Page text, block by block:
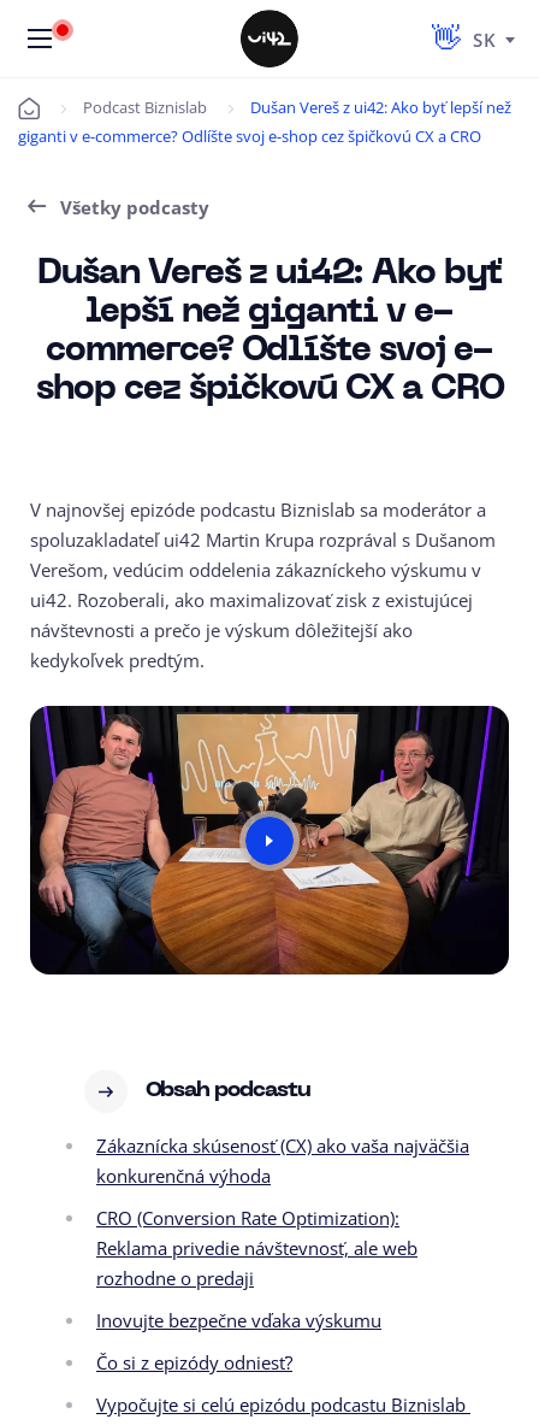
SK
Úvod Podcast Biznislab
Dušan Vereš z ui42: Ako byť lepší než
giganti v e-commerce? Odlíšte svoj e-shop cez špičkovú CX a CRO
Všetky podcasty
Dušan Vereš z ui42: Ako byť
lepší než giganti v e-
commerce? Odlíšte svoj e-
shop cez špičkovú CX a CRO
V najnovšej epizóde podcastu Biznislab sa moderátor a
spoluzakladateľ ui42 Martin Krupa rozprával s Dušanom
Verešom, vedúcim oddelenia zákazníckeho výskumu v
ui42. Rozoberali, ako maximalizovať zisk z existujúcej
návštevnosti a prečo je výskum dôležitejší ako
kedykoľvek predtým.
Obsah podcastu
Zákaznícka skúsenosť (CX) ako vaša najväčšia
konkurenčná výhoda
CRO (Conversion Rate Optimization):
Reklama privedie návštevnosť, ale web
rozhodne o predaji
Inovujte bezpečne vďaka výskumu
Čo si z epizódy odniesť?
Vypočujte si celú epizódu podcastu Biznislab